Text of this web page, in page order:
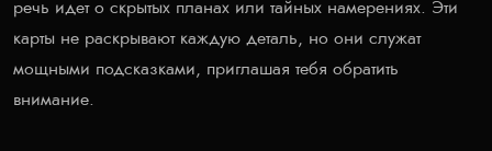
речь идет о скрытых планах или тайных намерениях. Эти
карты не раскрывают каждую деталь, но они служат
мощными подсказками, приглашая тебя обратить
внимание.